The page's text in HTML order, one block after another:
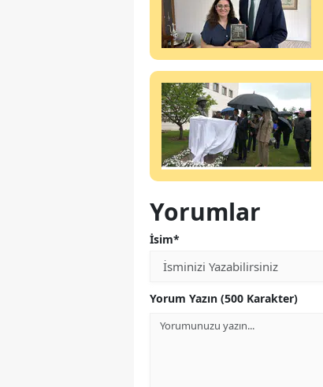
Yorumlar
İsim*
Yorum Yazın (500 Karakter)